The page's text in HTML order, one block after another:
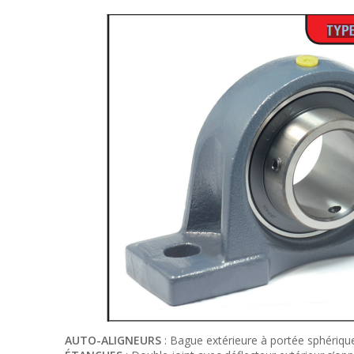
AUTO-ALIGNEURS : Bague extérieure à portée